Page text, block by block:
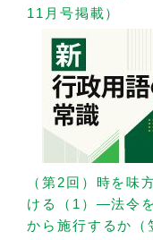
11月号掲載）
（第2回）時を味
ける（1）—法令
から施行するか（